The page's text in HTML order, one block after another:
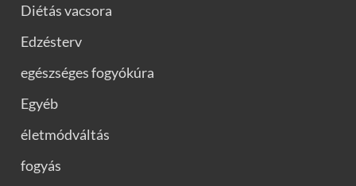
Diétás vacsora
Edzésterv
egészséges fogyókúra
Egyéb
életmódváltás
fogyás